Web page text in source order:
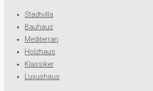
Stadtvilla
Bauhaus
Mediterran
Holzhaus
Klassiker
Luxushaus